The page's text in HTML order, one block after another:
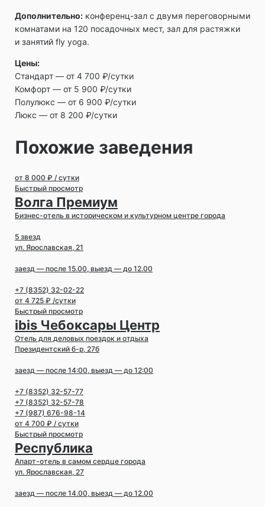
Дополнительно: конференц-зал с двумя переговорными
комнатами на 120 посадочных мест, зал для растяжки
и занятий fly yoga.
Цены:
Стандарт ― от 4 700 ₽/сутки
Комфорт ― от 5 900 ₽/сутки
Полулюкс ― от 6 900 ₽/сутки
Люкс ― от 8 200 ₽/сутки
Похожие заведения
от 8 000 ₽ / сутки
Быстрый просмотр
Волга Премиум
Бизнес-отель в историческом и культурном центре города
5 звезд
ул. Ярославская, 21
заезд — после 15.00, выезд — до 12.00
+7 (8352) 32-02-22
от 4 725 ₽ /сутки
Быстрый просмотр
ibis Чебоксары Центр
Отель для деловых поездок и отдыха
Президентский б-р, 27б
заезд — после 14:00, выезд — до 12:00
+7 (8352) 32-57-77
+7 (8352) 32-57-78
+7 (987) 676-98-14
от 4 700 ₽ / сутки
Быстрый просмотр
Республика
Апарт-отель в самом сердце города
ул. Ярославская, 27
заезд — после 14.00, выезд — до 12.00